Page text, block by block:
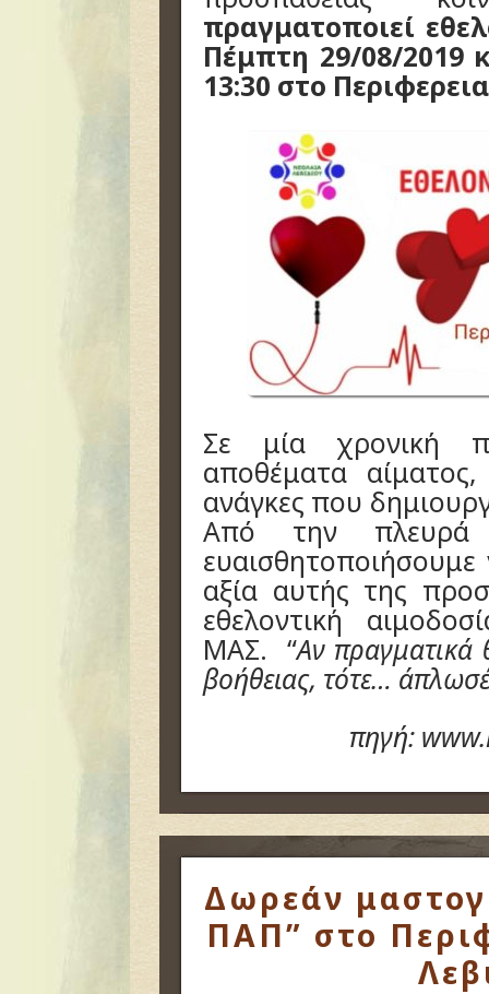
πραγματοποιεί
Πέμπτη 29/08/2019
13:30 στο
Σε μία χρονική
αποθέματα
ανάγκες που
Από την πλευρά
αξία αυτής της
εθελοντική
ΜΑΣ. “Αν πραγματικά
βοήθειας, τότε…
πηγή:
Δωρεάν
ΠΑΠ” στο